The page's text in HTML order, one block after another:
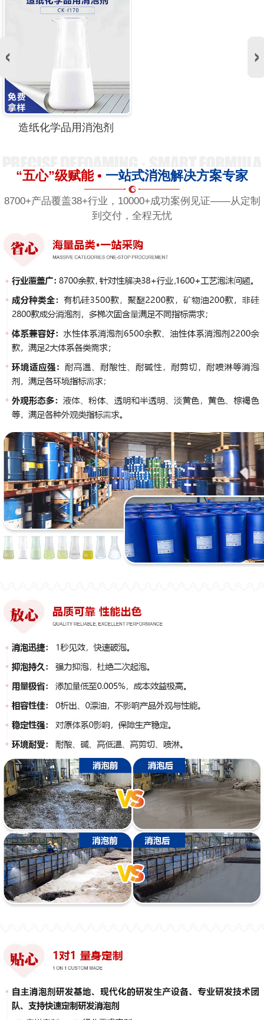
造纸化学品用消泡剂
“五心”级赋能 • 一站式消泡解决方案专家
8700+产品覆盖38+行业，10000+成功案例见证——从定制
到交付，全程无忧